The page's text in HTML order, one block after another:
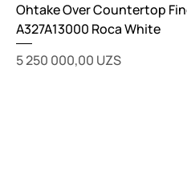
Ohtake Over Countertop
A327A13000 Roca White
Цена
5 250 000,00 UZS